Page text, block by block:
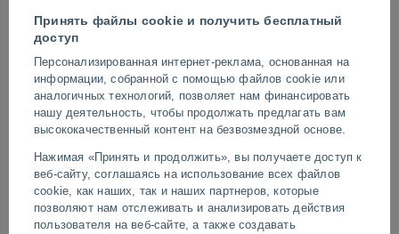
Принять файлы cookie и получить бесплатный
доступ
Персонализированная интернет-реклама, основанная на
информации, собранной с помощью файлов cookie или
аналогичных технологий, позволяет нам финансировать
нашу деятельность, чтобы продолжать предлагать вам
высококачественный контент на безвозмездной основе.
Нажимая «Принять и продолжить», вы получаете доступ к
веб-сайту, соглашаясь на использование всех файлов
cookie, как наших, так и наших партнеров, которые
позволяют нам отслеживать и анализировать действия
пользователя на веб-сайте, а также создавать
Мощный ночной шторм озаряет
небо над Парижем (Франция)
активность в окрестностях французской столицы. В пригородах
также были зафиксированы очень сильный ветер и град.
видео